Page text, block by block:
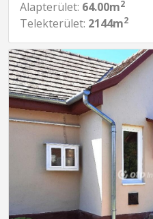
Alapterület: 64.00m2
Telekterület: 2144m2